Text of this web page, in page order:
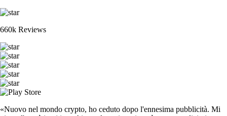
660k Reviews
«Nuovo nel mondo crypto, ho ceduto dopo l'ennesima pubblicità. Mi